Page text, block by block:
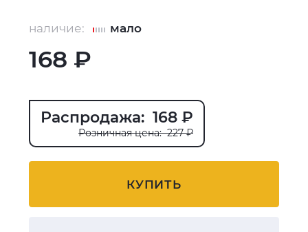
наличие: мало
168 ₽
Распродажа: 168 ₽
Розничная цена: 227 ₽
КУПИТЬ